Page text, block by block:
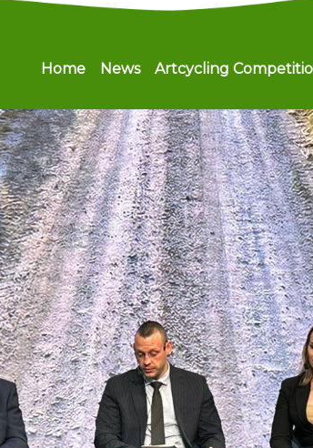
Main navigation
Home News Artcycling